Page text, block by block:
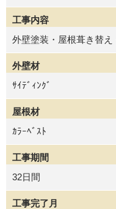
工事内容
外壁塗装・屋根葺き替え
外壁材
ｻｲﾃﾞｨﾝｸﾞ
屋根材
ｶﾗｰﾍﾞｽﾄ
工事期間
32日間
工事完了月